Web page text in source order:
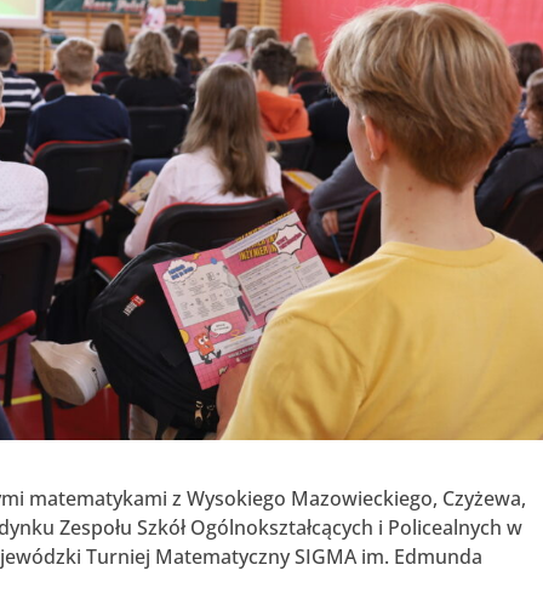
matematykami z Wysokiego Mazowieckiego, Czyżewa,
Zespołu Szkół Ogólnokształcących i Policealnych w
Turniej Matematyczny SIGMA im. Edmunda